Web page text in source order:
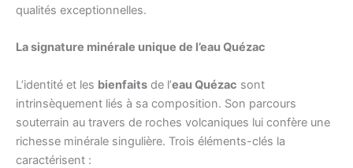
qualités exceptionnelles.
La signature minérale unique de l’eau Quézac
L’identité et les bienfaits de l’eau Quézac sont
intrinsèquement liés à sa composition. Son parcours
souterrain au travers de roches volcaniques lui confère une
richesse minérale singulière. Trois éléments-clés la
caractérisent :